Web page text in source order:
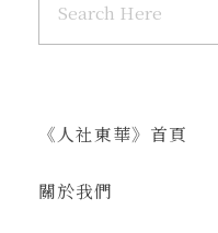
《人社東華》首頁
關於我們